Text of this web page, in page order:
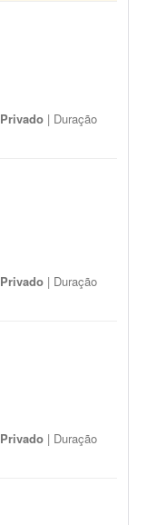
Privado | Duração
Privado | Duração
Privado | Duração